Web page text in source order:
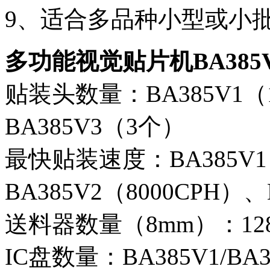
9、适合多品种小型或小
多功能视觉贴片机
贴装头数量：BA385V1
BA385V3（3个）
最快贴装速度：
BA385V2（8000CPH）
送料器数量（8mm）：
IC盘数量：BA385V1/